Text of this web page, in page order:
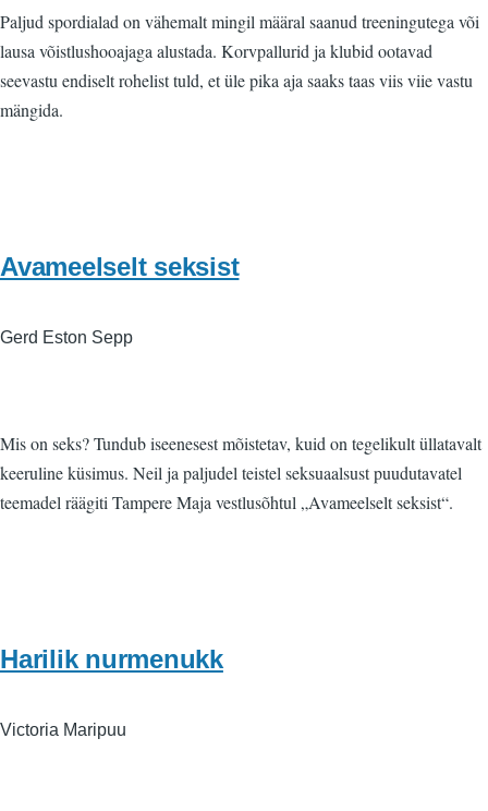
Paljud spordialad on vähemalt mingil määral saanud treeningutega või
lausa võistlushooajaga alustada. Korvpallurid ja klubid ootavad
seevastu endiselt rohelist tuld, et üle pika aja saaks taas viis viie vastu
mängida.
Avameelselt seksist
Gerd Eston Sepp
Mis on seks? Tundub iseenesest mõistetav, kuid on tegelikult üllatavalt
keeruline küsimus. Neil ja paljudel teistel seksuaalsust puudutavatel
teemadel räägiti Tampere Maja vestlusõhtul „Avameelselt seksist“.
Harilik nurmenukk
Victoria Maripuu